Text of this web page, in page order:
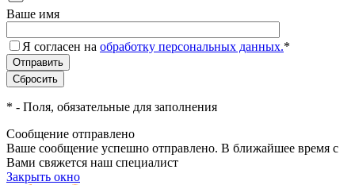
Ваше имя
Я согласен на обработку персональных данных.*
* - Поля, обязательные для заполнения
Сообщение отправлено
Ваше сообщение успешно отправлено. В ближайшее время с
Вами свяжется наш специалист
Закрыть окно